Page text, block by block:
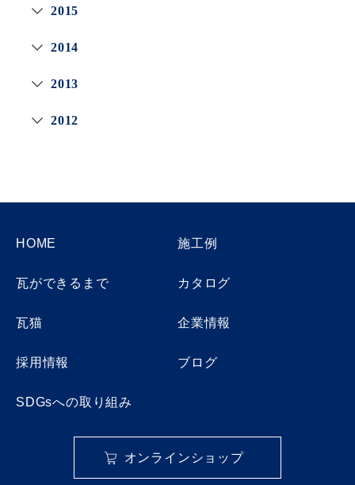
2015
2014
2013
2012
HOME 施工例
瓦ができるまで カタログ
瓦猫 企業情報
採用情報 ブログ
SDGsへの取り組み
オンラインショップ